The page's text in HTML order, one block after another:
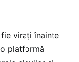
fie virați înainte
platformă